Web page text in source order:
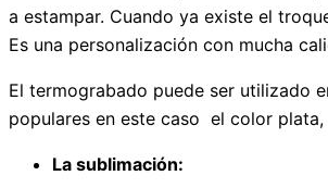
a estampar. Cuando ya existe el
Es una personalización con mucha
El termograbado puede ser utilizado
populares en este caso el color
La sublimación: